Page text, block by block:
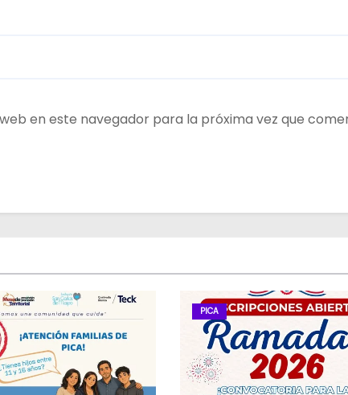
en este navegador para la próxima vez que
PICA